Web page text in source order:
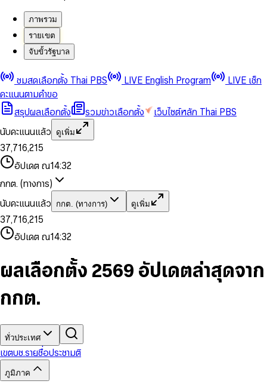
ภาพรวม
รายเขต
จับขั้วรัฐบาล
ชมสดเลือกตั้ง Thai PBS LIVE English Program
LIVE เช็ก
คะแนนตามคำขอ
สรุปผลเลือกตั้ง
รวมข่าวเลือกตั้ง
เว็บไซต์หลัก Thai PBS
นับคะแนนแล้ว
ดูเพิ่ม
0
1
2
3
4
5
6
8
9
0
1
2
3
4
5
6
7
8
9
,
0
1
2
4
6
7
8
9
0
1
2
3
4
5
6
7
8
9
0
1
3
5
6
7
8
9
,
1
2
4
5
7
8
9
0
1
3
4
6
7
8
9
0
2
3
4
5
7
8
อัปเดต ณ14:32
กกต. (ทางการ)
นับคะแนนแล้ว
กกต. (ทางการ) ดูเพิ่ม
0
1
2
3
4
5
7
8
0
1
2
4
5
6
7
8
9
,
0
1
2
4
6
7
8
9
0
1
2
3
5
6
8
9
0
1
3
5
6
7
8
,
1
2
4
6
7
9
0
1
3
5
6
8
9
0
2
3
4
5
7
9
อัปเดต ณ14:32
ผลเลือกตั้ง 2569 อัปเดตล่าสุดจาก
กกต.
ทั่วประเทศ
เขตบช.รายชื่อประชามติ
ภูมิภาค